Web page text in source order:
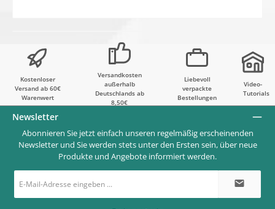
Kostenloser
Versand ab 60€
Warenwert
Versandkosten
außerhalb
Deutschlands ab
8,50€
Liebevoll
verpackte
Bestellungen
Video-
Tutorials
Newsletter
Abonnieren Sie jetzt einfach unseren regelmäßig erscheinenden
Newsletter und Sie werden stets unter den Ersten sein, über neue
Produkte und Angebote informiert werden.
E-
Mail-
*